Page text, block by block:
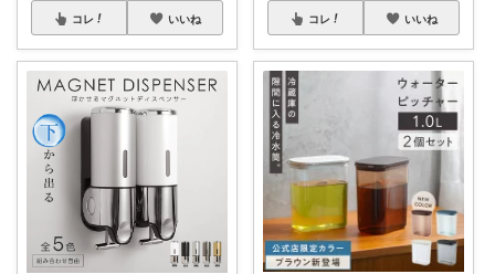
コレ いいね コレ いいね